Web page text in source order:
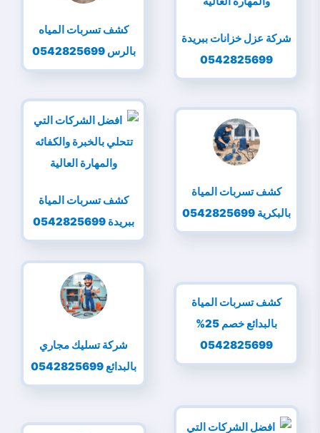
شركة عزل خزانات ببريدة
0542825699
كشف تسربات المياه
بالرس 0542825699
كشف تسربات المياة
بالبكرية 0542825699
كشف تسربات المياة
ببريدة 0542825699
كشف تسربات المياة
بالبدائع خصم 25%
0542825699
شركة تسليك مجاري
بالبدائع 0542825699